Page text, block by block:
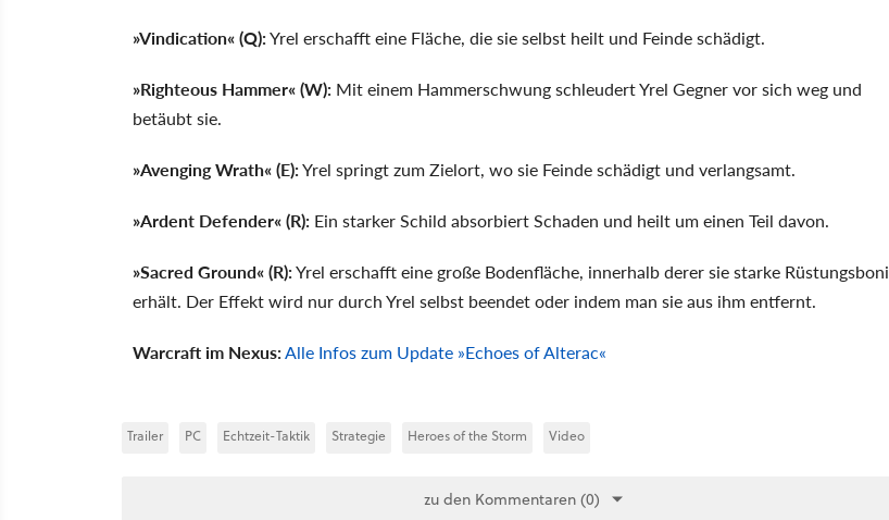
»Vindication« (Q):Yrel erschafft eine Fläche, die sie selbst heilt und Feinde schädigt.
»Righteous Hammer« (W): Mit einem Hammerschwung schleudert Yrel Gegner vor sich weg und
betäubt sie.
»Avenging Wrath« (E):Yrel springt zum Zielort, wo sie Feinde schädigt und verlangsamt.
»Ardent Defender« (R): Ein starker Schild absorbiert Schaden und heilt um einen Teil davon.
»Sacred Ground« (R):Yrel erschafft eine große Bodenfläche, innerhalb derer sie starke Rüstungsboni
erhält. Der Effekt wird nur durch Yrel selbst beendet oder indem man sie aus ihm entfernt.
Warcraft im Nexus:Alle Infos zum Update »Echoes of Alterac«
Trailer PC Echtzeit-Taktik Strategie Heroes of the Storm Video
zu den Kommentaren (0)